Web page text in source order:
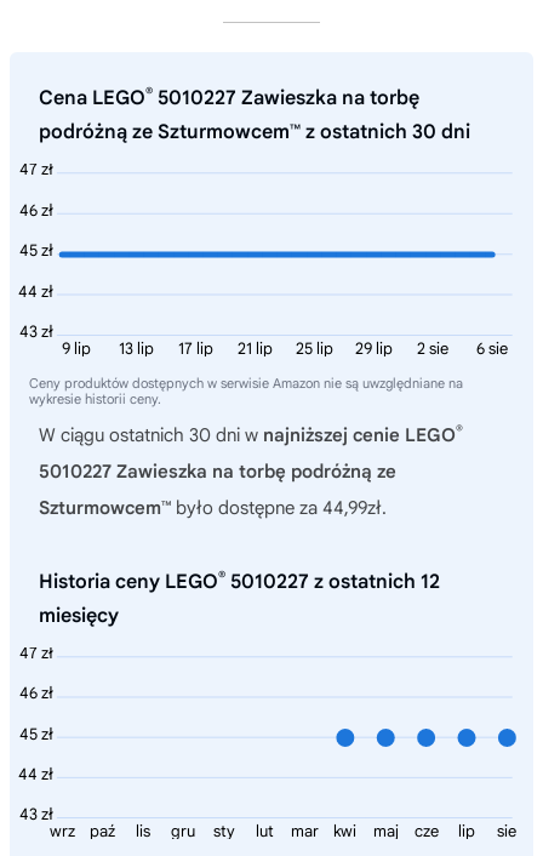
Cena LEGO® 5010227 Zawieszka na torbę
podróżną ze Szturmowcem™ z ostatnich 30 dni
47 zł
46 zł
45 zł
44 zł
43 zł
6 sie
2 sie
29 lip
25 lip
21 lip
17 lip
13 lip
9 lip
Ceny produktów dostępnych w serwisie Amazon nie są uwzględniane na
wykresie historii ceny.
W ciągu ostatnich 30 dni w najniższej cenie LEGO®
5010227 Zawieszka na torbę podróżną ze
Szturmowcem™ było dostępne za 44,99zł.
Historia ceny LEGO® 5010227 z ostatnich 12
miesięcy
47 zł
46 zł
45 zł
44 zł
43 zł
sie
lip
cze
maj
kwi
mar
lut
sty
gru
lis
paź
wrz